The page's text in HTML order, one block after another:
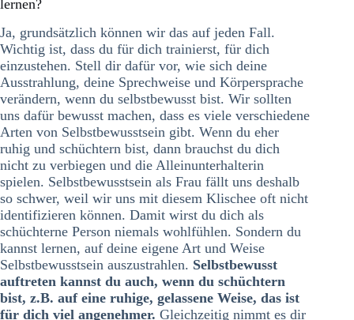
lernen?
Ja, grundsätzlich können wir das auf jeden Fall.
Wichtig ist, dass du für dich trainierst, für dich
einzustehen. Stell dir dafür vor, wie sich deine
Ausstrahlung, deine Sprechweise und Körpersprache
verändern, wenn du selbstbewusst bist. Wir sollten
uns dafür bewusst machen, dass es viele verschiedene
Arten von Selbstbewusstsein gibt. Wenn du eher
ruhig und schüchtern bist, dann brauchst du dich
nicht zu verbiegen und die Alleinunterhalterin
spielen. Selbstbewusstsein als Frau fällt uns deshalb
so schwer, weil wir uns mit diesem Klischee oft nicht
identifizieren können. Damit wirst du dich als
schüchterne Person niemals wohlfühlen. Sondern du
kannst lernen, auf deine eigene Art und Weise
Selbstbewusstsein auszustrahlen. Selbstbewusst
auftreten kannst du auch, wenn du schüchtern
bist, z.B. auf eine ruhige, gelassene Weise, das ist
für dich viel angenehmer. Gleichzeitig nimmt es dir